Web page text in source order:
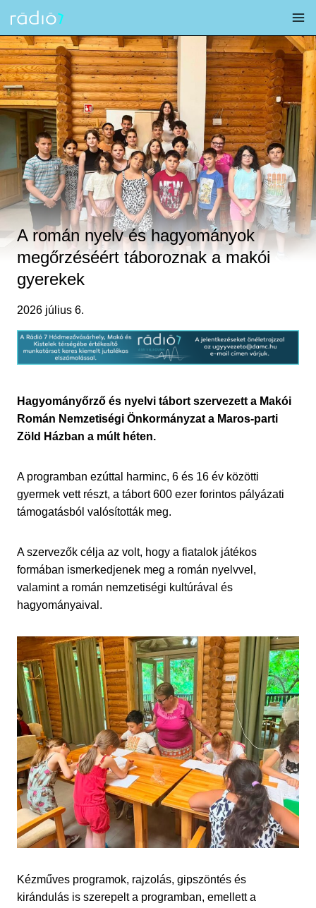
content
A román nyelv és hagyományok
megőrzéséért táboroznak a makói
gyerekek
2026 július 6.
Hagyományőrző és nyelvi tábort szervezett a Makói
Román Nemzetiségi Önkormányzat a Maros-parti
Zöld Házban a múlt héten.
A programban ezúttal harminc, 6 és 16 év közötti
gyermek vett részt, a tábort 600 ezer forintos pályázati
támogatásból valósították meg.
A szervezők célja az volt, hogy a fiatalok játékos
formában ismerkedjenek meg a román nyelvvel,
valamint a román nemzetiségi kultúrával és
hagyományaival.
Kézműves programok, rajzolás, gipszöntés és
kirándulás is szerepelt a programban, emellett a